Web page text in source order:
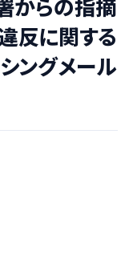
からの指摘
反に関する
ングメール